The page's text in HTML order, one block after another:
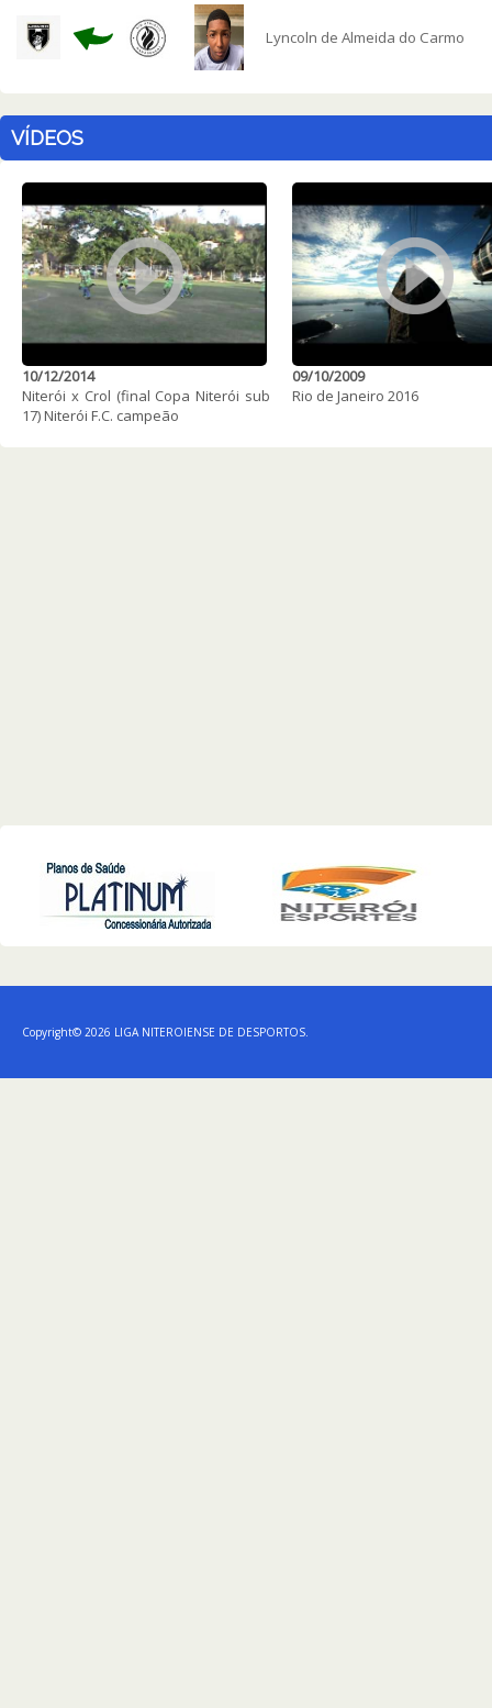
Lyncoln de Almeida do Carmo
VÍDEOS
10/12/2014
Niterói x Crol (final Copa Niterói sub
17) Niterói F.C. campeão
09/10/2009
Rio de Janeiro 2016
Copyright© 2026 LIGA NITEROIENSE DE DESPORTOS.